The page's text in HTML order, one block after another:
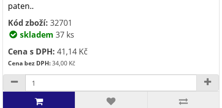
paten..
Kód zboží: 32701
skladem 37 ks
Cena s DPH: 41,14 Kč
Cena bez DPH:34,00 Kč